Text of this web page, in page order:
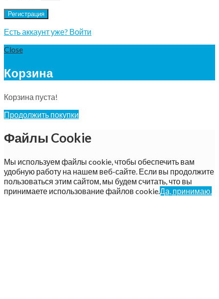
Регистрация
Есть аккаунт уже? Войти
Close
Корзина
Корзина пуста!
Продолжить покупки
Файлы Cookie
Мы используем файлы cookie, чтобы обеспечить вам
удобную работу на нашем веб-сайте. Если вы продолжите
пользоваться этим сайтом, мы будем считать, что вы
принимаете использование файлов cookie.Да, принимаю.